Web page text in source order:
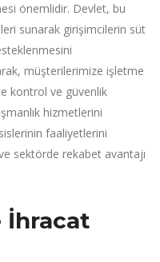
önemlidir. Devlet, bu
sunarak girişimcilerin süt
müşterilerimize işletme
kontrol ve güvenlik
hizmetlerini
faaliyetlerini
sektörde rekabet avantajı
İhracat